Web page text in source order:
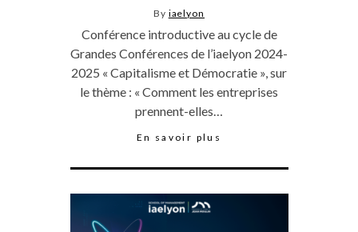
By iaelyon
Conférence introductive au cycle de
Grandes Conférences de l’iaelyon 2024-
2025 « Capitalisme et Démocratie », sur
le thème : « Comment les entreprises
prennent-elles…
En savoir plus